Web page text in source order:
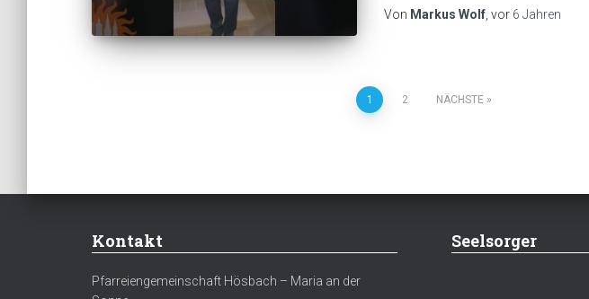
Von Markus Wolf , vor 6 Jahren
Seitennummerierung
1 2 NÄCHSTE
Kontakt
Pfarreiengemeinschaft Hösbach – Maria an der
Seelsorger